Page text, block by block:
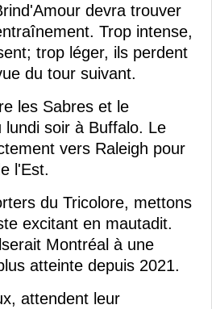
devra trouver
Trop intense,
trop léger, ils perdent
du tour suivant.
les Sabres et le
lundi soir à Buffalo. Le
vers Raleigh pour
l'Est.
du Tricolore, mettons
excitant en mautadit.
Montréal à une
atteinte depuis 2021.
attendent leur